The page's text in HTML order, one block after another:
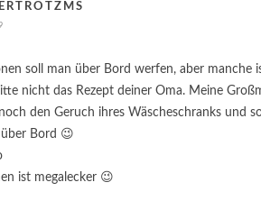
soll man über Bord werfen, aber
nicht das Rezept deiner Oma. Meine
den Geruch ihres Wäscheschranks und
Bord 😉
ist megalecker 😉